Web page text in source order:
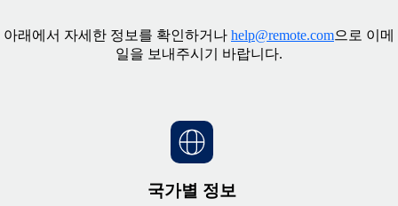
아래에서 자세한 정보를 확인하거나 help@remote.com으로 이메
일을 보내주시기 바랍니다.
국가별 정보